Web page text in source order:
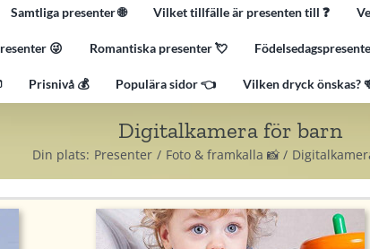
Samtliga presenter 🌐 Vilket tillfälle är presenten till ❓
😜 Romantiska presenter 💘
Prisnivå 💰 Populära sidor 👈 Vilken dryck önskas?
Digitalkamera för barn
Din plats: Presenter Foto & framkalla 📸